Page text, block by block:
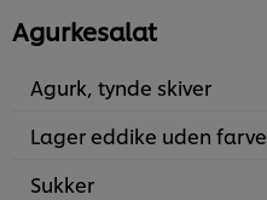
Agurkesalat
Agurk, tynde skiver
Lager eddike uden farve
Sukker